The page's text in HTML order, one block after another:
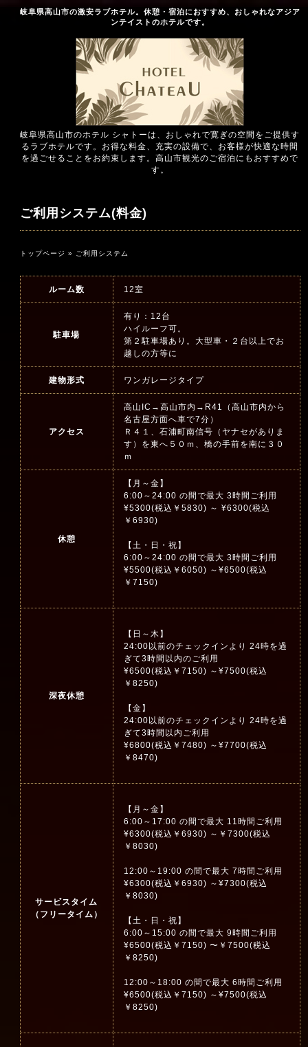
岐阜県高山市の激安ラブホテル。休憩・宿泊におすすめ、おしゃれなアジア
ンテイストのホテルです。
岐阜県高山市のホテル シャトーは、おしゃれで寛ぎの空間をご提供す
るラブホテルです。お得な料金、充実の設備で、お客様が快適な時間
を過ごせることをお約束します。高山市観光のご宿泊にもおすすめで
す。
ご利用システム(料金)
トップページ » ご利用システム
ルーム数 12室
駐車場
有り：12台
ハイルーフ可。
第２駐車場あり。大型車・２台以上でお
越しの方等に
建物形式 ワンガレージタイプ
アクセス
高山IC→高山市内→R41（高山市内から
名古屋方面へ車で7分）
Ｒ４１、石浦町南信号（ヤナセがありま
す）を東へ５０ｍ、橋の手前を南に３０
ｍ
休憩
【月～金】
6:00～24:00 の間で最大 3時間ご利用
¥5300(税込￥5830) ～ ¥6300(税込
￥6930)
【土・日・祝】
6:00～24:00 の間で最大 3時間ご利用
¥5500(税込￥6050) ～¥6500(税込
￥7150)
深夜休憩
【日～木】
24:00以前のチェックインより 24時を過
ぎて3時間以内のご利用
¥6500(税込￥7150) ～¥7500(税込
￥8250)
【金】
24:00以前のチェックインより 24時を過
ぎて3時間以内ご利用
¥6800(税込￥7480) ～¥7700(税込
￥8470)
サービスタイム
（フリータイム）
【月～金】
6:00～17:00 の間で最大 11時間ご利用
¥6300(税込￥6930) ～￥7300(税込
￥8030)
12:00～19:00 の間で最大 7時間ご利用
¥6300(税込￥6930) ～¥7300(税込
￥8030)
【土・日・祝】
6:00～15:00 の間で最大 9時間ご利用
¥6500(税込￥7150) 〜￥7500(税込
￥8250)
12:00～18:00 の間で最大 6時間ご利用
¥6500(税込￥7150) ～¥7500(税込
￥8250)